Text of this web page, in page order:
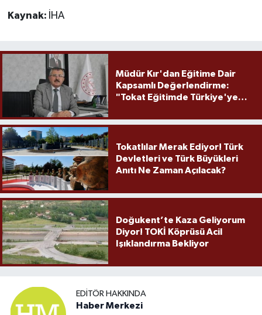
Kaynak: İHA
Müdür Kır'dan Eğitime Dair
Kapsamlı Değerlendirme:
"Tokat Eğitimde Türkiye'ye
Tokatlılar Merak Ediyor! Türk
Devletleri ve Türk Büyükleri
Anıtı Ne Zaman Açılacak?
Doğukent’te Kaza Geliyorum
Diyor! TOKİ Köprüsü Acil
Işıklandırma Bekliyor
EDITÖR HAKKINDA
Haber Merkezi